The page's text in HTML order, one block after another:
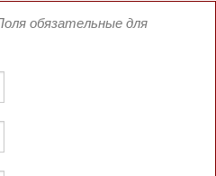
обязательные для